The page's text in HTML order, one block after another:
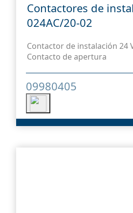
Contactores de
024AC/20-02
Contactor de instalación 24
Contacto de apertura
09980405